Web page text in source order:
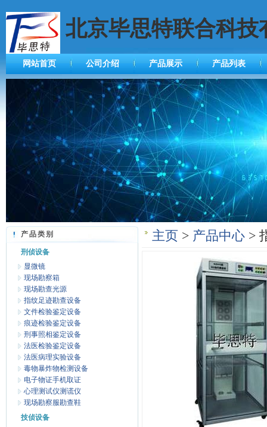
北京毕思特联合科技
网站首页 公司介绍 产品展示 产品列表
产品类别
刑侦设备
显微镜
现场勘察箱
现场勘查光源
指纹足迹勘查设备
文件检验鉴定设备
痕迹检验鉴定设备
刑事照相鉴定设备
法医检验鉴定设备
法医病理实验设备
毒物暴炸物检测设备
电子物证手机取证
心理测试仪测谎仪
现场勘察服勘查鞋
技侦设备
主页 > 产品中心 >